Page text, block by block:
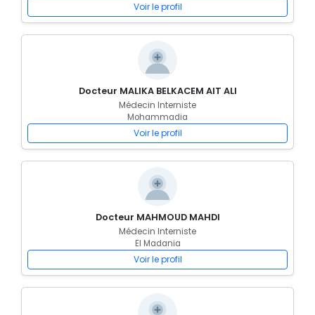
Voir le profil
Docteur MALIKA BELKACEM AIT ALI
Médecin Interniste
Mohammadia
Voir le profil
Docteur MAHMOUD MAHDI
Médecin Interniste
El Madania
Voir le profil